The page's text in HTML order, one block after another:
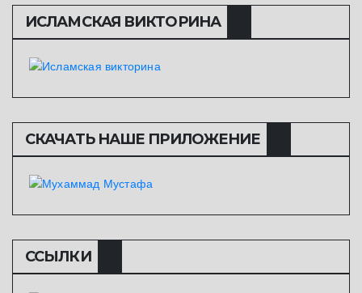
ИСЛАМСКАЯ ВИКТОРИНА
СКАЧАТЬ НАШЕ ПРИЛОЖЕНИЕ
ССЫЛКИ